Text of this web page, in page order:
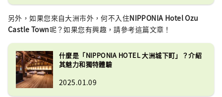
另外，如果您來自大洲市外，何不入住NIPPONIA Hotel Ozu
Castle Town呢？如果您有興趣，請參考這篇文章！
什麼是「NIPPONIA HOTEL 大洲城下町」？介紹
其魅力和獨特體驗
2025.01.09